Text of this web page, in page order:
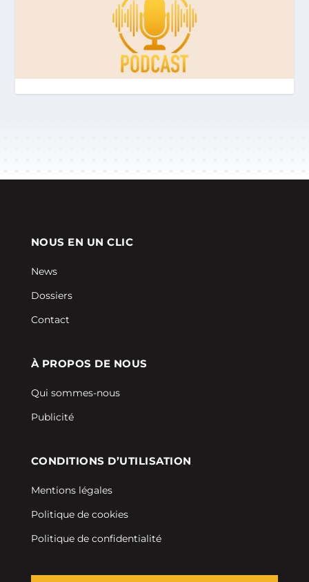
NOUS EN UN CLIC
News
Dossiers
Contact
À PROPOS DE NOUS
Qui sommes-nous
Publicité
CONDITIONS D’UTILISATION
Mentions légales
Politique de cookies
Politique de confidentialité